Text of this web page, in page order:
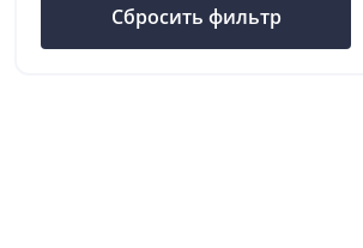
Сбросить фильтр